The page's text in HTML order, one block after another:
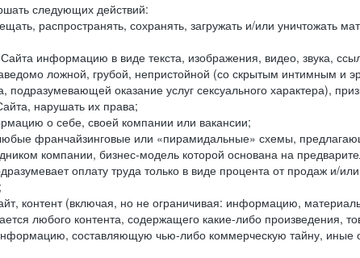
следующих действий:
распространять, сохранять, загружать и/или уничтожать
информацию в виде текста, изображения, видео, звука,
ложной, грубой, непристойной (со скрытым интимным и
подразумевающей оказание услуг сексуального характера),
нарушать их права;
о себе, своей компании или вакансии;
франчайзинговые или «пирамидальные» схемы,
компании, бизнес-модель которой основана на
оплату труда только в виде процента от продаж и/
контент (включая, но не ограничивая: информацию,
любого контента, содержащего какие-либо произведения,
составляющую чью-либо коммерческую тайну, иные